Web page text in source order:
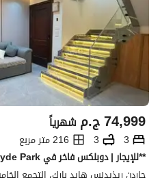
ج.م74,999 شهرياً
3
3
216 متر مربع